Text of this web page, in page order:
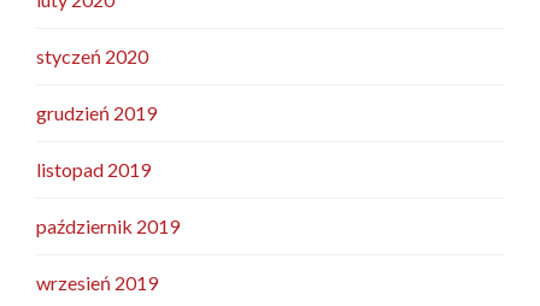
styczeń 2020
grudzień 2019
listopad 2019
październik 2019
wrzesień 2019